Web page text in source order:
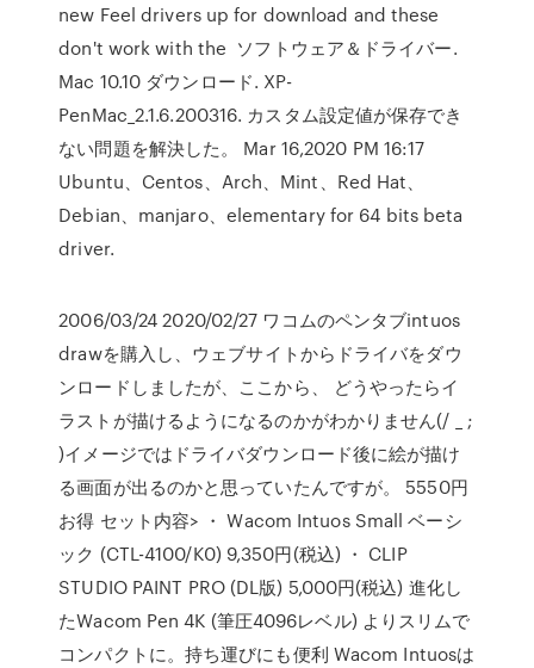
new Feel drivers up for download and these
don't work with the ソフトウェア＆ドライバー.
Mac 10.10 ダウンロード. XP-
PenMac_2.1.6.200316. カスタム設定値が保存でき
ない問題を解決した。 Mar 16,2020 PM 16:17
Ubuntu、Centos、Arch、Mint、Red Hat、
Debian、manjaro、elementary for 64 bits beta
driver.
2006/03/24 2020/02/27 ワコムのペンタブintuos
drawを購入し、ウェブサイトからドライバをダウ
ンロードしましたが、ここから、 どうやったらイ
ラストが描けるようになるのかがわかりません(/ _ ;
)イメージではドライバダウンロード後に絵が描け
る画面が出るのかと思っていたんですが。 5550円
お得 セット内容> ・ Wacom Intuos Small ベーシ
ック (CTL-4100/K0) 9,350円(税込) ・ CLIP
STUDIO PAINT PRO (DL版) 5,000円(税込) 進化し
たWacom Pen 4K (筆圧4096レベル) よりスリムで
コンパクトに。持ち運びにも便利 Wacom Intuosは